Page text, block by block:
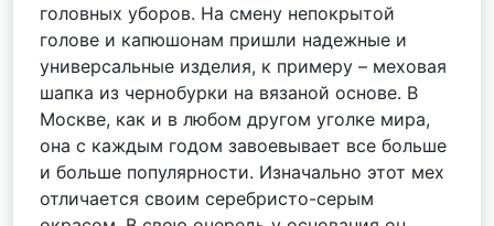
головных уборов. На смену непокрытой
голове и капюшонам пришли надежные и
универсальные изделия, к примеру – меховая
шапка из чернобурки на вязаной основе. В
Москве, как и в любом другом уголке мира,
она с каждым годом завоевывает все больше
и больше популярности. Изначально этот мех
отличается своим серебристо-серым